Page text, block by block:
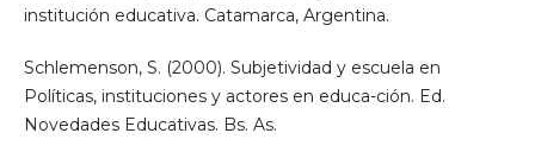
institución educativa. Catamarca, Argentina.
Schlemenson, S. (2000). Subjetividad y escuela en
Políticas, instituciones y actores en educa-ción. Ed.
Novedades Educativas. Bs. As.